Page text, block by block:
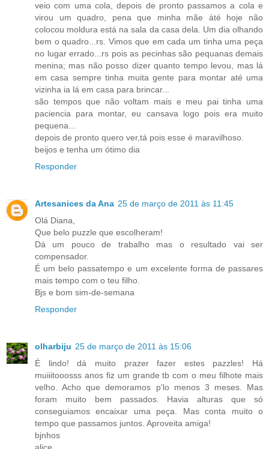
veio com uma cola, depois de pronto passamos a cola e
virou um quadro, pena que minha mãe áté hoje não
colocou moldura está na sala da casa dela. Um dia olhando
bem o quadro...rs. Vimos que em cada um tinha uma peça
no lugar errado...rs pois as pecinhas são pequanas demais
menina; mas não posso dizer quanto tempo levou, mas lá
em casa sempre tinha muita gente para montar até uma
vizinha ia lá em casa para brincar...
são tempos que não voltam mais e meu pai tinha uma
paciencia para montar, eu cansava logo pois era muito
pequena...
depois de pronto quero ver,tá pois esse é maravilhoso.
beijos e tenha um ótimo dia
Responder
Artesanices da Ana 25 de março de 2011 às 11:45
Olá Diana,
Que belo puzzle que escolheram!
Dá um pouco de trabalho mas o resultado vai ser
compensador.
É um belo passatempo e um excelente forma de passares
mais tempo com o teu filho.
Bjs e bom sim-de-semana
Responder
olharbiju 25 de março de 2011 às 15:06
É lindo! dá muito prazer fazer estes pazzles! Há
muiiitooosss anos fiz um grande tb com o meu filhote mais
velho. Acho que demoramos p'lo menos 3 meses. Mas
foram muito bem passados. Havia alturas que só
conseguiamos encaixar uma peça. Mas conta muito o
tempo que passamos juntos. Aproveita amiga!
bjnhos